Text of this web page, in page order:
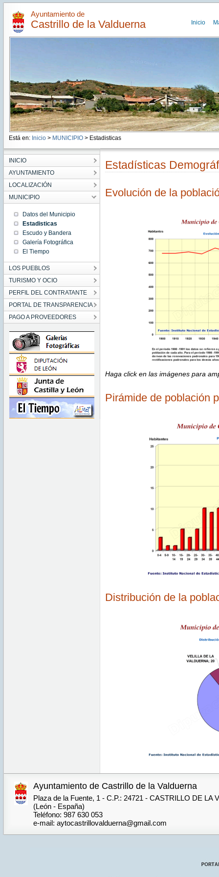
Ayuntamiento de
Castrillo de la Valduerna Inicio
Está en: Inicio > MUNICIPIO> Estadisticas
INICIO
AYUNTAMIENTO
LOCALIZACIÓN
MUNICIPIO
Datos del Municipio
Estadisticas
Escudo y Bandera
Galería Fotográfica
El Tiempo
LOS PUEBLOS
TURISMO Y OCIO
PERFIL DEL CONTRATANTE
PORTAL DE TRANSPARENCIA
PAGO A PROVEEDORES
Estadísticas
Evolución de la
Haga click en las imágenes para
Pirámide de población
Distribución de la
Ayuntamiento de Castrillo de la Valduerna
Plaza de la Fuente, 1 - C.P.: 24721 - CASTRILLO DE LA
(León - España)
Teléfono: 987 630 053
e-mail: aytocastrillovalduerna@gmail.com